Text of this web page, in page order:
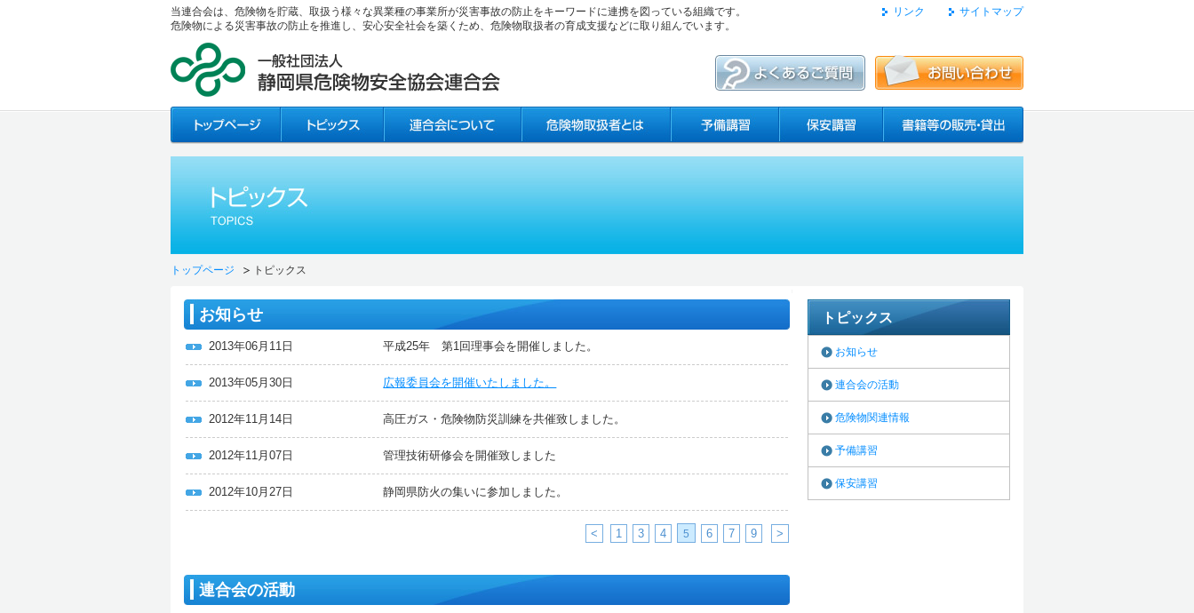
当連合会は、危険物を貯蔵、取扱う様々な異業種の事業所が災害事故の防止をキーワードに連携を図っている組織です。
危険物による災害事故の防止を推進し、安心安全社会を築くため、危険物取扱者の育成支援などに取り組んでいます。
リンク サイトマップ
トップページ トピックス
お知らせ
2013年06月11日 平成25年 第1回理事会を開催しました。
2013年05月30日 広報委員会を開催いたしました。
2012年11月14日 高圧ガス・危険物防災訓練を共催致しました。
2012年11月07日 管理技術研修会を開催致しました
2012年10月27日 静岡県防火の集いに参加しました。
< 1 3 4 5 6 7 9 >
連合会の活動
トピックス
お知らせ
連合会の活動
危険物関連情報
予備講習
保安講習